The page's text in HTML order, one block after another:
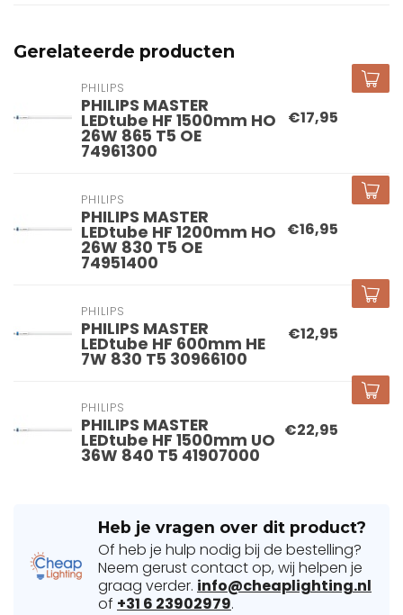
Gerelateerde producten
PHILIPS
PHILIPS MASTER
LEDtube HF 1500mm HO
26W 865 T5 OE
74961300
€17,95
PHILIPS
PHILIPS MASTER
LEDtube HF 1200mm HO
26W 830 T5 OE
74951400
€16,95
PHILIPS
PHILIPS MASTER
LEDtube HF 600mm HE
7W 830 T5 30966100
€12,95
PHILIPS
PHILIPS MASTER
LEDtube HF 1500mm UO
36W 840 T5 41907000
€22,95
Heb je vragen over dit product?
Of heb je hulp nodig bij de bestelling?
Neem gerust contact op, wij helpen je
graag verder. info@cheaplighting.nl
of +31 6 23902979.